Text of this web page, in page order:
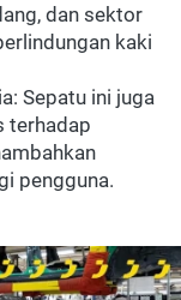
dan sektor
kaki
Sepatu ini juga
terhadap
pengguna.